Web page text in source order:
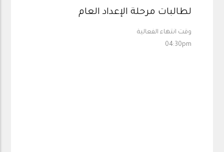
لطالبات مرحلة الإعداد العام
وقت انتهاء الفعالية
04:30pm